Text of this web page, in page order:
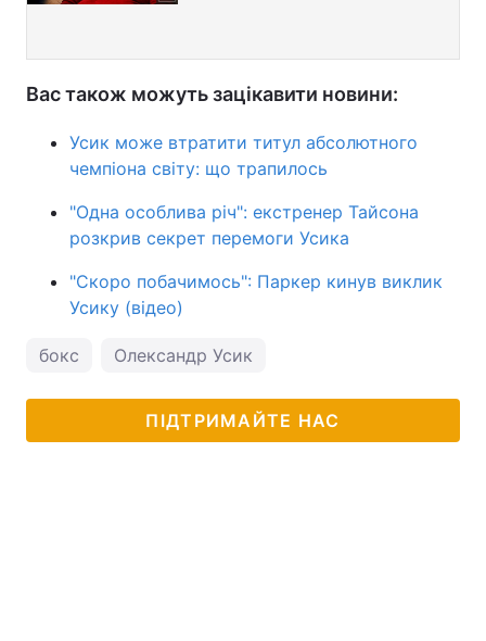
Вас також можуть зацікавити новини:
Усик може втратити титул абсолютного
чемпіона світу: що трапилось
"Одна особлива річ": екстренер Тайсона
розкрив секрет перемоги Усика
"Скоро побачимось": Паркер кинув виклик
Усику (відео)
бокс Олександр Усик
ПІДТРИМАЙТЕ НАС